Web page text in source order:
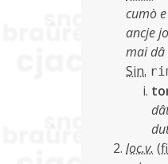
cumò
ancje
mai dâ
Sin.
loc.v. (